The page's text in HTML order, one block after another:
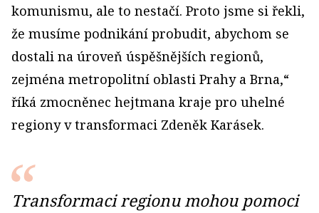
komunismu, ale to nestačí. Proto jsme si řekli,
že musíme podnikání probudit, abychom se
dostali na úroveň úspěšnějších regionů,
zejména metropolitní oblasti Prahy a Brna,“
říká zmocněnec hejtmana kraje pro uhelné
regiony v transformaci Zdeněk Karásek.
Transformaci regionu mohou pomoci